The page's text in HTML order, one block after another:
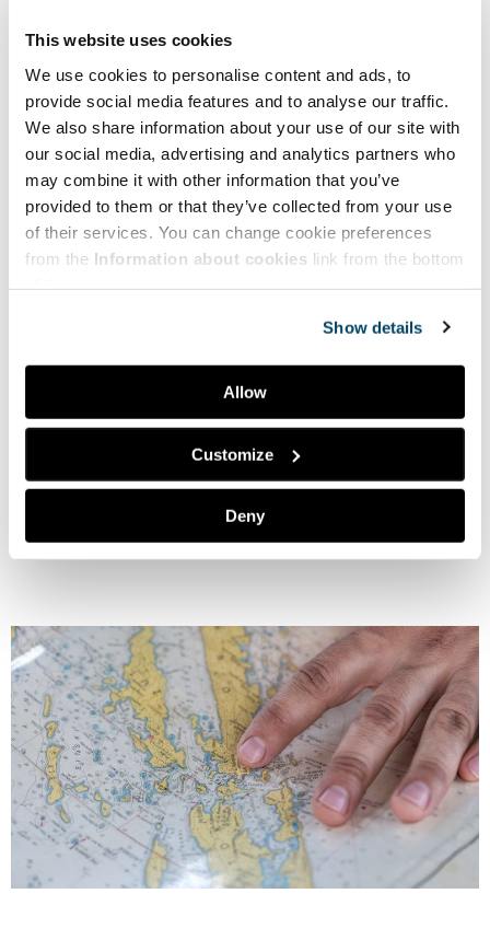
This website uses cookies
We use cookies to personalise content and ads, to
provide social media features and to analyse our traffic.
We also share information about your use of our site with
our social media, advertising and analytics partners who
may combine it with other information that you’ve
provided to them or that they’ve collected from your use
of their services. You can change cookie preferences
from the Information about cookies link from the bottom
Show details
Allow
Customize
Deny
loppuraporttiin
Merikartan loppuraportti on julkaistu. Raportti kokoaa
Merikartassa tehdyn työn ja esittelee työn vaikutukset, tuotokset
ja tulokset. Mitä saimme yhdessä aikaiseksi? Miten hiiliviisas ja......